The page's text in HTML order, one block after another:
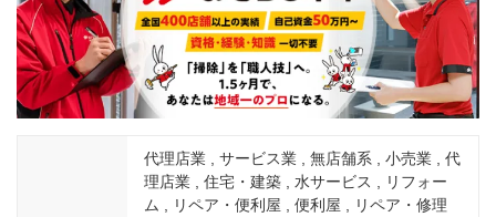
副業・サイドビジネス
週間ランキング
代理店業 , サービス業 , 無店舗系 , 小売業 , 代
理店業 , 住宅・建築 , 水サービス , リフォー
ム , リペア・便利屋 , 便利屋 , リペア・修理